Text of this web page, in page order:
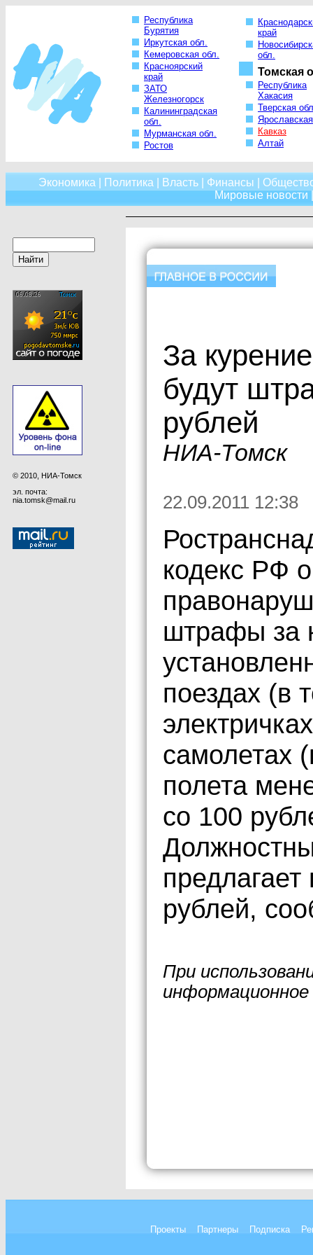
Республика
Бурятия
Иркутская обл.
Кемеровская обл.
Красноярский
край
ЗАТО
Железногорск
Калининградская
обл.
Мурманская обл.
Ростов
край
обл.
Томская
Республика
Хакасия
Тверская
Кавказ
Алтай
Экономика Политика Власть Финансы
Мировые новости
© 2010, НИА-Томск
эл. почта:
nia.tomsk@mail.ru
За
будут
рублей
НИА-Томск
22.09.2011 12:38
кодекс РФ
штрафы за
поездах (в
самолетах
полета
со 100
рублей,
При
Проекты Партнеры Подписка